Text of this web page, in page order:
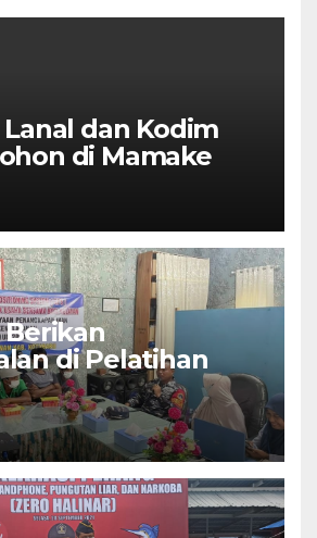
Lanal dan Kodim
di Mamake
di Pelatihan